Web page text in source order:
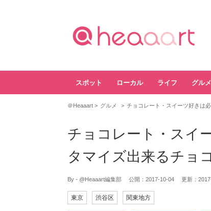
スポット ローカル ライフ グルメ
＠Heaaart グルメ チョコレート・スイーツ好きは
チョコレート・スイ
タマイズ出来るチョ
By - @Heaaart編集部 公開： 2017-10-04 更新：
東京 渋谷区 関東地方